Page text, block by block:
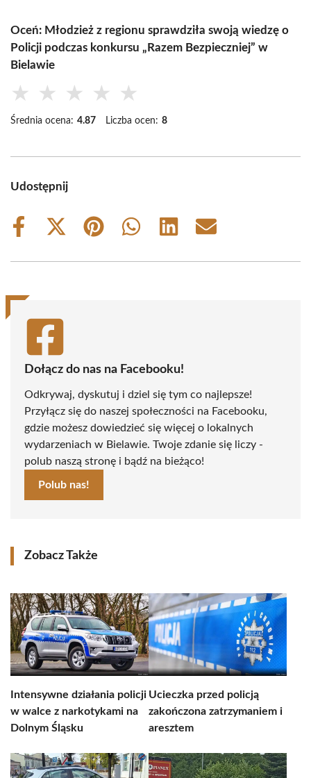
Oceń: Młodzież z regionu sprawdziła swoją wiedzę o
Policji podczas konkursu „Razem Bezpieczniej” w
Bielawie
★ ★ ★ ★ ★
Średnia ocena: 4.87 Liczba ocen: 8
Udostępnij
Share
Share
(Twitter)
Share
Share
Share
Share
Dołącz do nas na Facebooku!
Odkrywaj, dyskutuj i dziel się tym co najlepsze!
Przyłącz się do naszej społeczności na Facebooku,
gdzie możesz dowiedzieć się więcej o lokalnych
wydarzeniach w Bielawie. Twoje zdanie się liczy -
polub naszą stronę i bądź na bieżąco!
Polub nas!
Zobacz Także
Intensywne działania policji
w walce z narkotykami na
Dolnym Śląsku
Ucieczka przed policją
zakończona zatrzymaniem i
aresztem